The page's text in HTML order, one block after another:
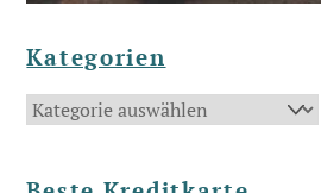
Kategorien
Kategorien